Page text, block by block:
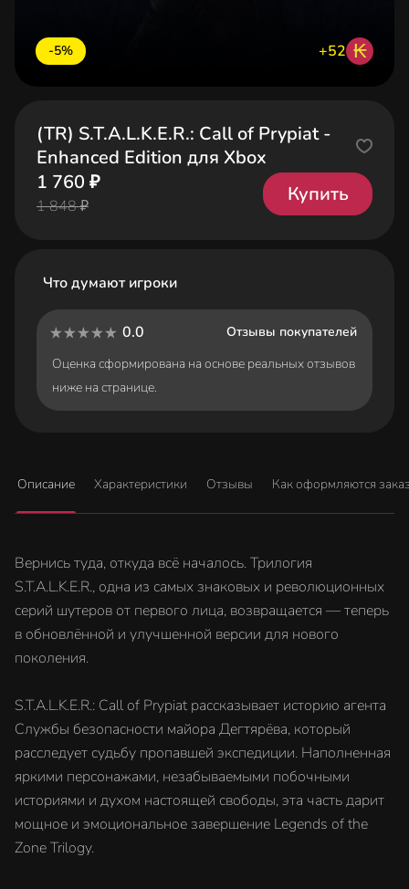
-5% +52 ₭
(TR) S.T.A.L.K.E.R.: Call of Prypiat -
Enhanced Edition для Xbox
1 760 ₽
1 848 ₽
Купить
Что думают игроки
0.0
Отзывы покупателей
Оценка сформирована на основе реальных отзывов
ниже на странице.
Описание Характеристики Отзывы Как оформляются
Вернись туда, откуда всё началось. Трилогия
S.T.A.L.K.E.R., одна из самых знаковых и революционных
серий шутеров от первого лица, возвращается — теперь
в обновлённой и улучшенной версии для нового
поколения.
S.T.A.L.K.E.R.: Call of Prypiat рассказывает историю агента
Службы безопасности майора Дегтярёва, который
расследует судьбу пропавшей экспедиции. Наполненная
яркими персонажами, незабываемыми побочными
историями и духом настоящей свободы, эта часть дарит
мощное и эмоциональное завершение Legends of the
Zone Trilogy.